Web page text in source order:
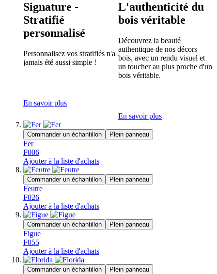
Signature -
Stratifié
personnalisé
Personnalisez vos stratifiés n'a
jamais été aussi simple !
En savoir plus
L'authenticité du
bois véritable
Découvrez la beauté
authentique de nos décors
bois, avec un rendu visuel et
un toucher au plus proche d'un
bois véritable.
En savoir plus
Commander un échantillon Plein panneau
Fer
F006
Ajouter à la liste d'achats
Commander un échantillon Plein panneau
Feutre
F026
Ajouter à la liste d'achats
Commander un échantillon Plein panneau
Figue
F055
Ajouter à la liste d'achats
Commander un échantillon Plein panneau